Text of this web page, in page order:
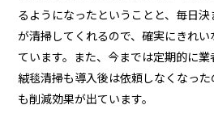
るようになったということと、毎日
が清掃してくれるので、確実にきれ
ています。また、今までは定期的に
絨毯清掃も導入後は依頼しなくなっ
も削減効果が出ています。